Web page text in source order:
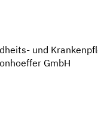
und
GmbH